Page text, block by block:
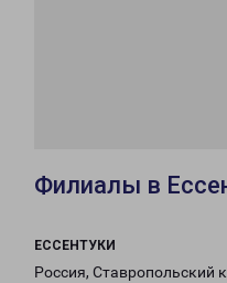
Филиалы в
ЕССЕНТУКИ
Россия, Ставропольский